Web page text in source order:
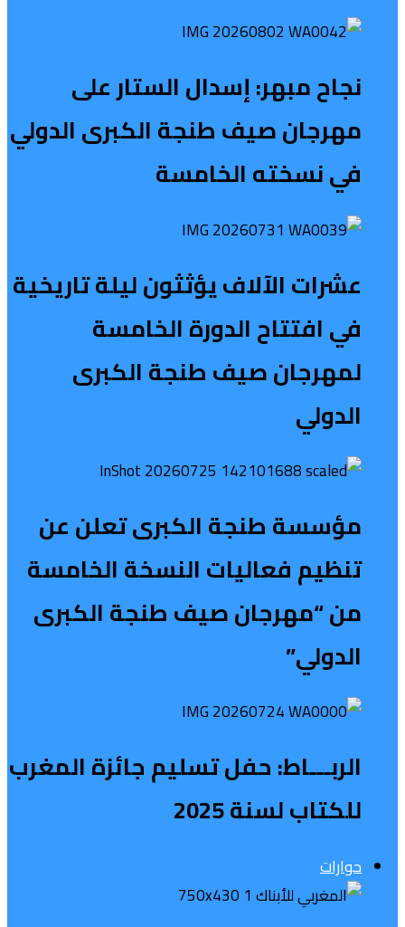
نجاح مبهر: إسدال الستار على
مهرجان صيف طنجة الكبرى الدولي
في نسخته الخامسة
عشرات الآلاف يؤثثون ليلة تاريخية
في افتتاح الدورة الخامسة
لمهرجان صيف طنجة الكبرى
الدولي
مؤسسة طنجة الكبرى تعلن عن
تنظيم فعاليات النسخة الخامسة
من “مهرجان صيف طنجة الكبرى
الدولي”
الربـــاط: حفل تسليم جائزة المغرب
للكتاب لسنة 2025
حوارات